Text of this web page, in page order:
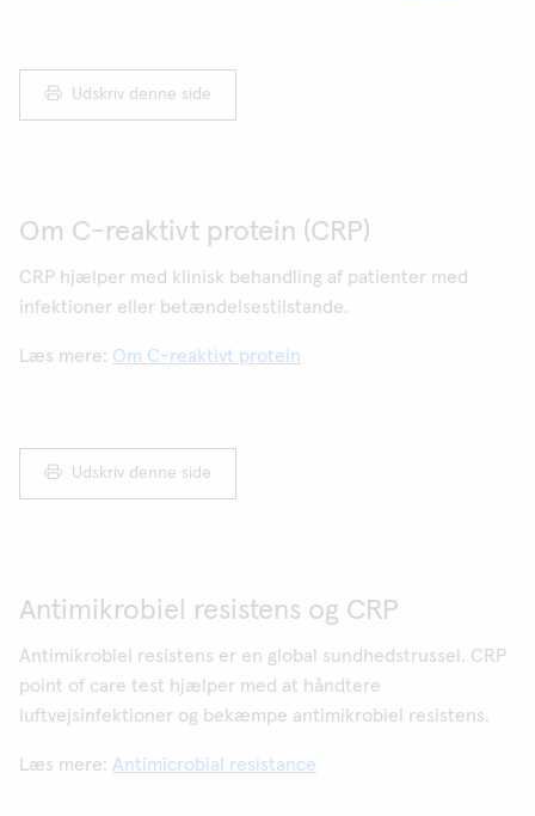
Udskriv denne side
Om C-reaktivt protein (CRP)
CRP hjælper med klinisk behandling af patienter med
infektioner eller betændelsestilstande.
Læs mere: Om C-reaktivt protein
Udskriv denne side
Antimikrobiel resistens og CRP
Antimikrobiel resistens er en global sundhedstrussel. CRP
point of care test hjælper med at håndtere
luftvejsinfektioner og bekæmpe antimikrobiel resistens.
Læs mere: Antimicrobial resistance